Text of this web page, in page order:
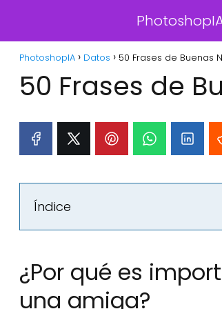
PhotoshopIA Datos 50 Frases de Buenas
50 Frases de
Índice
¿Por qué es
una amiga?